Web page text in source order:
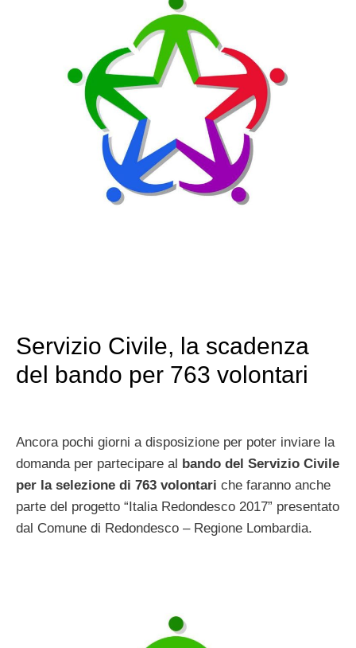
Servizio Civile, la scadenza
del bando per 763 volontari
Ancora pochi giorni a disposizione per poter inviare la
domanda per partecipare al bando del Servizio Civile
per la selezione di 763 volontari che faranno anche
parte del progetto “Italia Redondesco 2017” presentato
dal Comune di Redondesco – Regione Lombardia.